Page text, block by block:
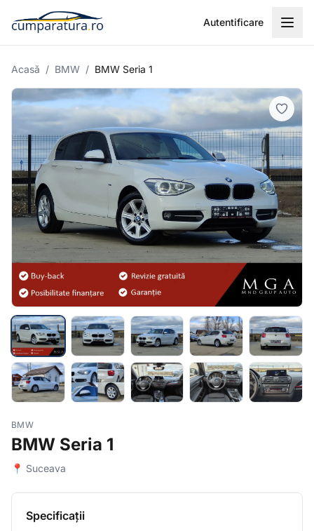
Autentificare
Acasă / BMW / BMW Seria 1
BMW
BMW Seria 1
📍 Suceava
Specificații